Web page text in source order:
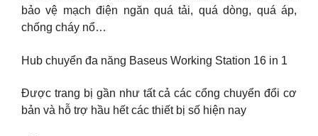
bảo vệ mạch điện ngăn quá tải, quá dòng, quá áp,
chống cháy nổ…
Hub chuyển đa năng Baseus Working Station 16 in 1
Được trang bị gần như tất cả các cổng chuyển đổi cơ
bản và hỗ trợ hầu hết các thiết bị số hiện nay